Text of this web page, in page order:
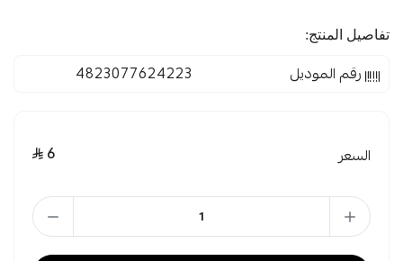
تفاصيل المنتج:
رقم الموديل 4823077624223
السعر 6